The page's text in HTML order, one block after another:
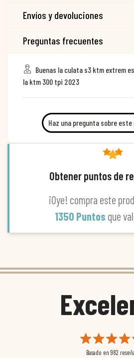
Envíos y devoluciones
Preguntas frecuentes
Buenas la culata s3 ktm extrem
la ktm 300 tpi 2023
Haz una pregunta sobre
Obtener puntos de
¡Oye! compra este
1350 Puntos que
Basado en 982